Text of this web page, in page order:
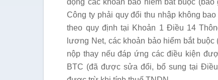
động các khoản bảo hiểm bắt buộc
Công ty phải quy đổi thu nhập không
theo quy định tại Khoản 1 Điều 14
lương Net, các khoản bảo hiểm bắt
nộp thay nếu đáp ứng các điều kiện
BTC (đã được sửa đổi, bổ sung tại